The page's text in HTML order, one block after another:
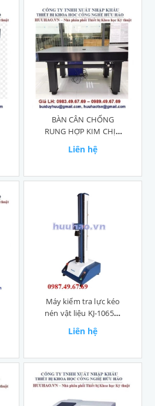
BÀN CÂN CHỐNG
RUNG HỢP KIM CHỊU
Liên hệ
Máy kiểm tra lực kéo
nén vật liệu KJ-1065A-
Liên hệ